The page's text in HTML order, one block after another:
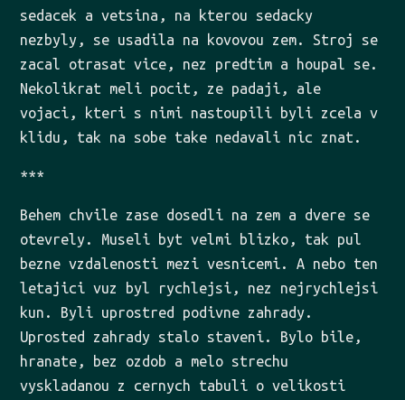
sedacek a vetsina, na kterou sedacky
nezbyly, se usadila na kovovou zem. Stroj se
zacal otrasat vice, nez predtim a houpal se.
Nekolikrat meli pocit, ze padaji, ale
vojaci, kteri s nimi nastoupili byli zcela v
klidu, tak na sobe take nedavali nic znat.
***
Behem chvile zase dosedli na zem a dvere se
otevrely. Museli byt velmi blizko, tak pul
bezne vzdalenosti mezi vesnicemi. A nebo ten
letajici vuz byl rychlejsi, nez nejrychlejsi
kun. Byli uprostred podivne zahrady.
Uprosted zahrady stalo staveni. Bylo bile,
hranate, bez ozdob a melo strechu
vyskladanou z cernych tabuli o velikosti